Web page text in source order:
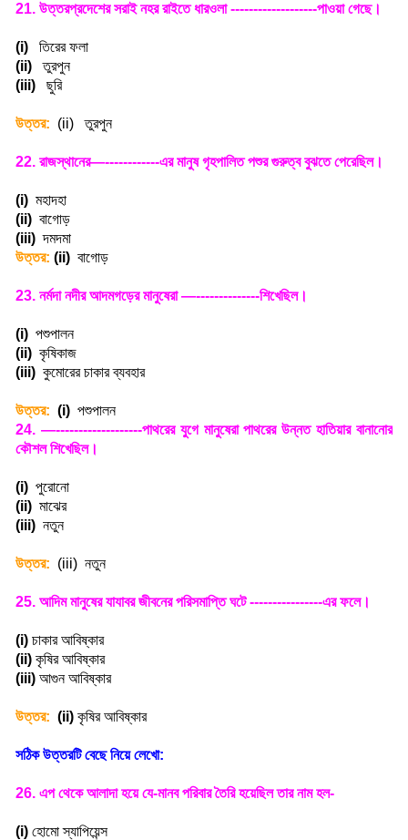
21. উত্তরপ্রদেশের সরাই নহর রাইতে ধারওলা -------------------পাওয়া গেছে।
(i)
তিরের ফলা
(ii)
তুরপুন
(iii)
ছুরি
উত্তর: (ii)তুরপুন
22. রাজস্থানের—------------এর মানুষ গৃহপালিত পশুর গুরুত্ব বুঝতে পেরেছিল।
(i) মহাদহা
(ii) বাগোড়
(iii) দমদমা
উত্তর: (ii) বাগোড়
23. নর্মদা নদীর আদমগড়ের মানুষেরা —--------------শিখেছিল।
(i) পশুপালন
(ii) কৃষিকাজ
(iii) কুমোরের চাকার ব্যবহার
উত্তর: (i) পশুপালন
24. —-------------------পাথরের যুগে মানুষেরা পাথরের উন্নত হাতিয়ার বানানোর
কৌশল শিখেছিল।
(i) পুরোনো
(ii) মাঝের
(iii) নতুন
উত্তর: (iii) নতুন
25. আদিম মানুষের যাযাবর জীবনের পরিসমাপ্তি ঘটে ----------------এর ফলে।
(i) চাকার আবিষ্কার
(ii) কৃষির আবিষ্কার
(iii) আগুন আবিষ্কার
উত্তর: (ii) কৃষির আবিষ্কার
সঠিক উত্তরটি বেছে নিয়ে লেখো:
26. এপ থেকে আলাদা হয়ে যে-মানব পরিবার তৈরি হয়েছিল তার নাম হল-
(i) হোমো স্যাপিয়েন্স